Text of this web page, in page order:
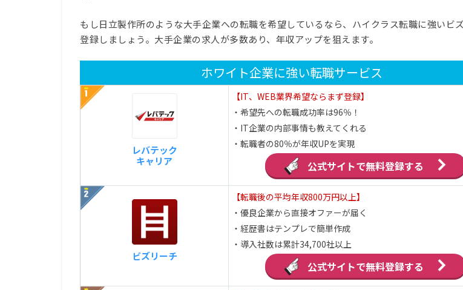
もし日立製作所のような大手企業への転職を希望しているなら、ハイクラス転職に強いビ
登録しましょう。大手企業の求人が多数あり、年収アップを狙えます。
ホワイト企業に強い転職サービス
レバテック
キャリア
【IT、WEB業界希望ならまず登録】
・希望先への転職成功率は96％！
・IT企業の内部事情も教えてくれる
・転職者の80％が年収UPを実現
公式サイトで無料登録する
ビズリーチ
【転職後の平均年収800万円以上】
・優良企業から直接オファーが届く
・経歴書はテンプレで簡単作成
・導入社数は累計34,700社以上
公式サイトで無料登録する